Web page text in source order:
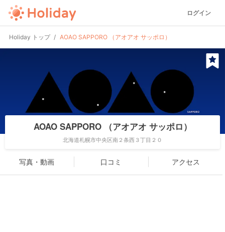
ログイン
Holiday トップ AOAO SAPPORO （アオアオ サッポロ）
AOAO SAPPORO （アオアオ サッポロ）
北海道札幌市中央区南２条西３丁目２０
写真・動画 口コミ アクセス